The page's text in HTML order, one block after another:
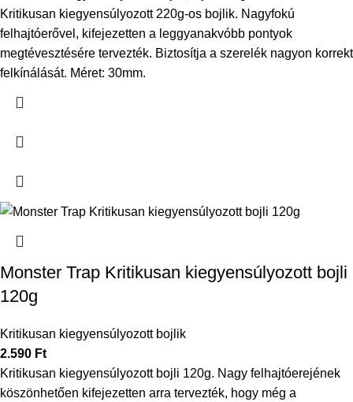
Kritikusan kiegyensúlyozott 220g-os bojlik. Nagyfokú
felhajtóerővel, kifejezetten a leggyanakvóbb pontyok
megtévesztésére tervezték. Biztosítja a szerelék nagyon korrekt
felkínálását. Méret: 30mm.
Monster Trap Kritikusan kiegyensúlyozott bojli
120g
Kritikusan kiegyensúlyozott bojlik
2.590 Ft
Kritikusan kiegyensúlyozott bojli 120g. Nagy felhajtóerejének
köszönhetően kifejezetten arra tervezték, hogy még a